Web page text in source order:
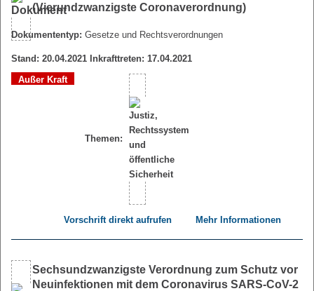
(Vierundzwanzigste Coronaverordnung)
Dokumententyp: Gesetze und Rechtsverordnungen
Stand: 20.04.2021 Inkrafttreten: 17.04.2021
Außer Kraft
Themen:
Vorschrift direkt aufrufen Mehr Informationen
Sechsundzwanzigste Verordnung zum Schutz vor
Neuinfektionen mit dem Coronavirus SARS-CoV-2